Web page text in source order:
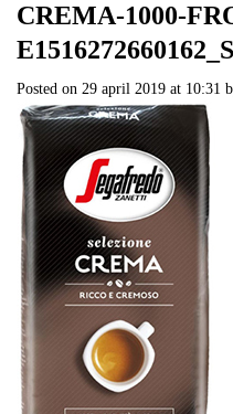
CREMA-1000-
Posted on 29 april 2019 at 10:31